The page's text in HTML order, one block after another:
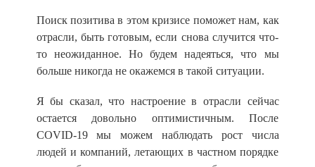
Поиск позитива в этом кризисе поможет нам, как
отрасли, быть готовым, если снова случится что-
то неожиданное. Но будем надеяться, что мы
больше никогда не окажемся в такой ситуации.
Я бы сказал, что настроение в отрасли сейчас
остается довольно оптимистичным. После
COVID-19 мы можем наблюдать рост числа
людей и компаний, летающих в частном порядке